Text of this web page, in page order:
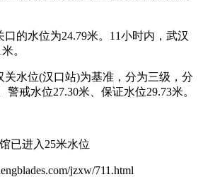
口的水位为24.79米。11小时内，武汉
。
水位(汉口站)为基准，分为三级，分
警戒水位27.30米、保证水位29.73米。
已进入25米水位
jzxw/711.html